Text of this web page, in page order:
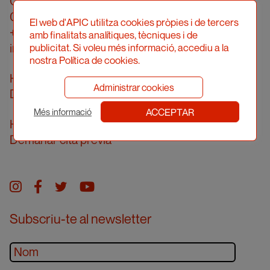
08036 Barcelona
+34 934 161 474
info@apic.cat
Horari d’atenció telefònica
De dilluns a divendres de 10 a 14h
Horari d’atenció presencial
Demanar cita prèvia
Instagram
facebook
twitteryoutube
Subscriu-te al newsletter
El web d'APIC utilitza cookies pròpies i de tercers
amb finalitats analítiques, tècniques i de
publicitat. Si voleu més informació, accediu a la
nostra Política de cookies.
Administrar cookies
Més informació ACCEPTAR